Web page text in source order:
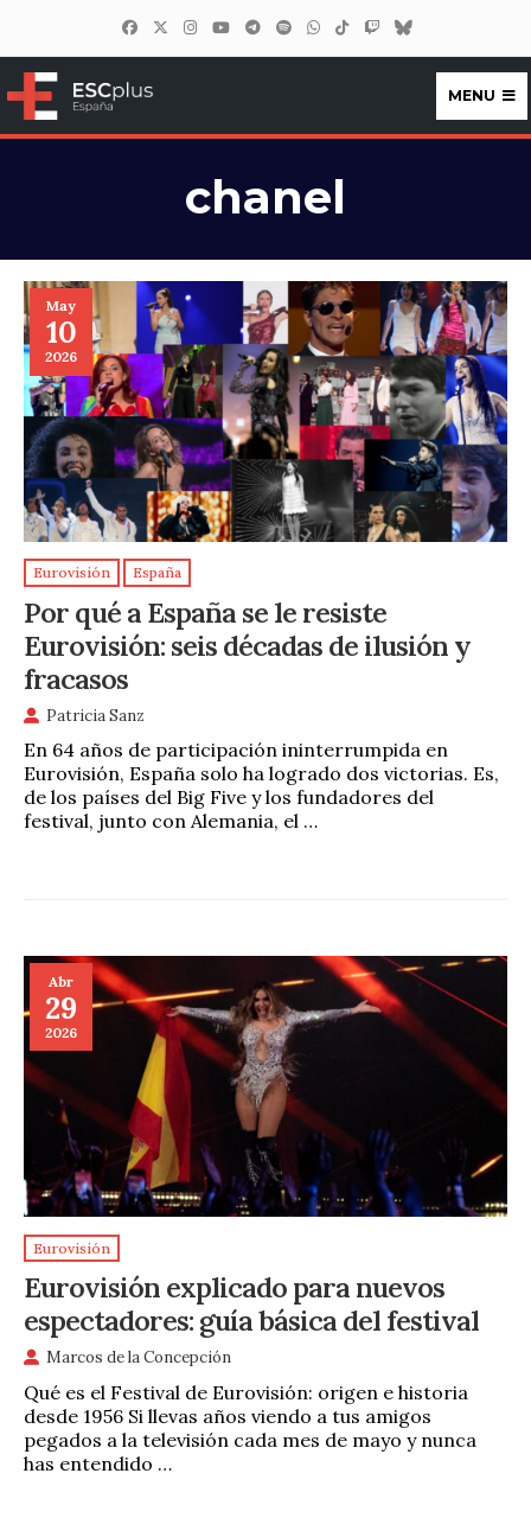
ESCplus España
MENU
chanel
May
10
2026
Eurovisión España
Por qué a España se le resiste
Eurovisión: seis décadas de ilusión y
fracasos
Patricia Sanz
En 64 años de participación ininterrumpida en
Eurovisión, España solo ha logrado dos victorias. Es,
de los países del Big Five y los fundadores del
festival, junto con Alemania, el …
Abr
29
2026
Eurovisión
Eurovisión explicado para nuevos
espectadores: guía básica del festival
Marcos de la Concepción
Qué es el Festival de Eurovisión: origen e historia
desde 1956 Si llevas años viendo a tus amigos
pegados a la televisión cada mes de mayo y nunca
has entendido …